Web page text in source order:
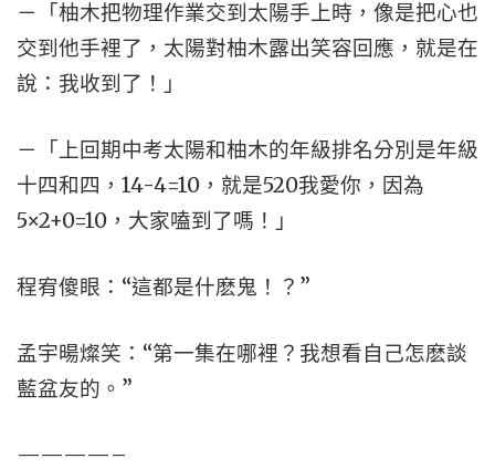
－「柚木把物理作業交到太陽手上時，像是把心也
交到他手裡了，太陽對柚木露出笑容回應，就是在
說：我收到了！」
－「上回期中考太陽和柚木的年級排名分別是年級
十四和四，14-4=10，就是520我愛你，因為
5×2+0=10，大家嗑到了嗎！」
程宥傻眼：“這都是什麽鬼！？”
孟宇暘燦笑：“第一集在哪裡？我想看自己怎麽談
藍盆友的。”
————–